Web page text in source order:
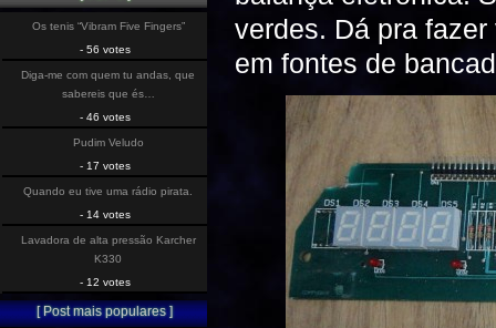
verdes. Dá pra
em fontes de
Os tenis “Vibram Five Fingers”
- 56 votes
Diga-me com quem tu andas, que
sabereis que és…
- 46 votes
Pudim Veludo
- 17 votes
Quando eu tive uma rádio pirata.
- 14 votes
Lavadora de alta pressão Karcher
K330
- 12 votes
[ Post mais populares ]